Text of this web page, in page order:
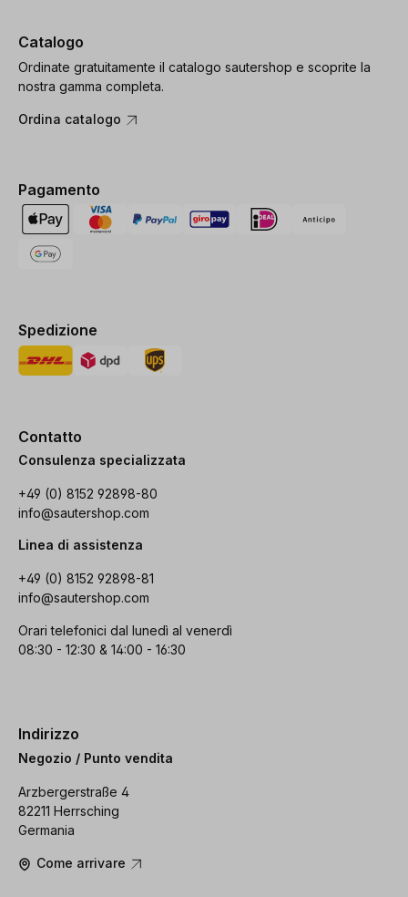
Catalogo
Ordinate gratuitamente il catalogo sautershop e scoprite la
nostra gamma completa.
Ordina catalogo
Pagamento
Spedizione
Contatto
Consulenza specializzata
+49 (0) 8152 92898-80
info@sautershop.com
Linea di assistenza
+49 (0) 8152 92898-81
info@sautershop.com
Orari telefonici dal lunedì al venerdì
08:30 - 12:30 & 14:00 - 16:30
Indirizzo
Negozio / Punto vendita
Arzbergerstraße 4
82211 Herrsching
Germania
Come arrivare